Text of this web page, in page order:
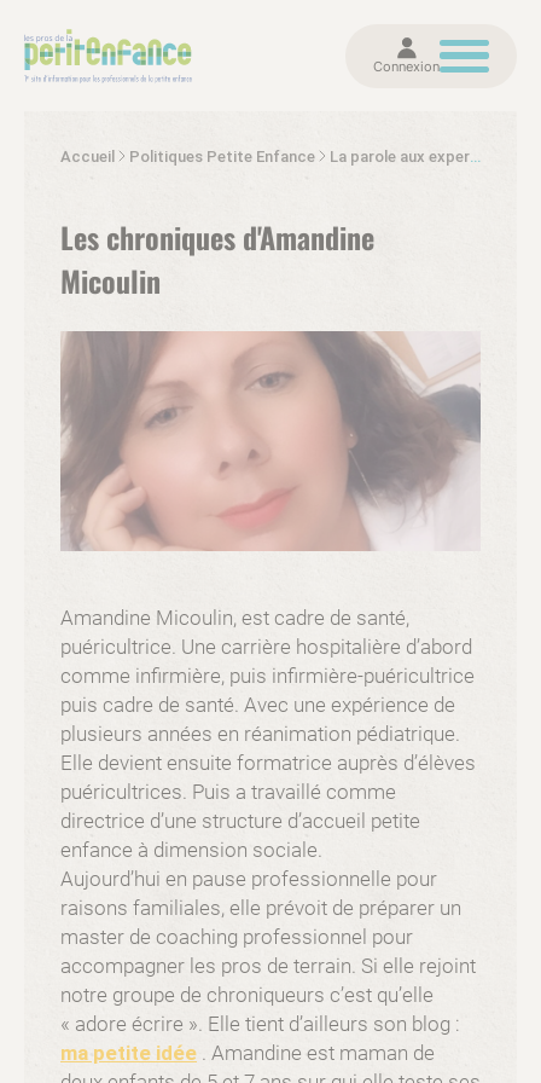
Connexion
Accueil Politiques Petite Enfance La parole aux experts et politiques
Les chroniques d'Amandine
Micoulin
Amandine Micoulin, est cadre de santé,
puéricultrice. Une carrière hospitalière d’abord
comme infirmière, puis infirmière-puéricultrice
puis cadre de santé. Avec une expérience de
plusieurs années en réanimation pédiatrique.
Elle devient ensuite formatrice auprès d’élèves
puéricultrices. Puis a travaillé comme
directrice d’une structure d’accueil petite
enfance à dimension sociale.
Aujourd’hui en pause professionnelle pour
raisons familiales, elle prévoit de préparer un
master de coaching professionnel pour
accompagner les pros de terrain. Si elle rejoint
notre groupe de chroniqueurs c’est qu’elle
« adore écrire ». Elle tient d’ailleurs son blog :
ma petite idée . Amandine est maman de